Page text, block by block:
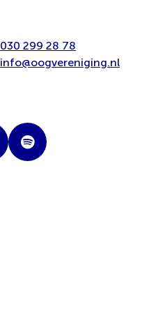
030 299 28 78
info@oogvereniging.nl